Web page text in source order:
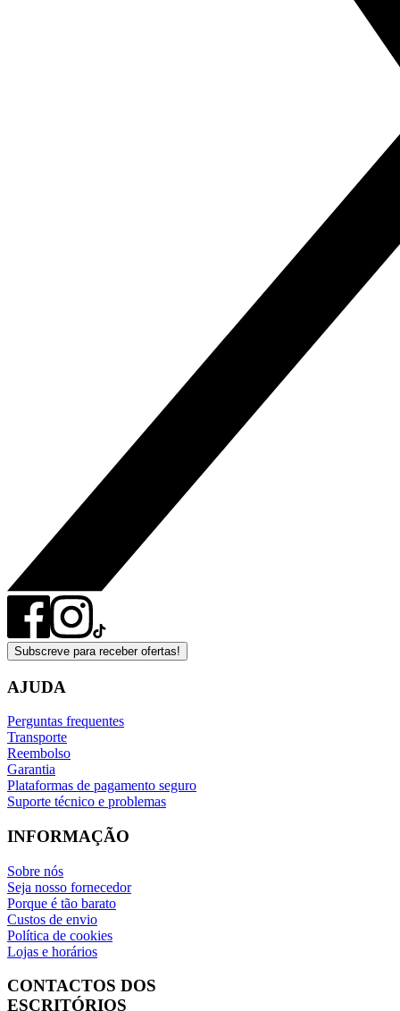
Subscreve para receber ofertas!
AJUDA
Perguntas frequentes
Transporte
Reembolso
Garantia
Plataformas de pagamento seguro
Suporte técnico e problemas
INFORMAÇÃO
Sobre nós
Seja nosso fornecedor
Porque é tão barato
Custos de envio
Política de cookies
Lojas e horários
CONTACTOS DOS
ESCRITÓRIOS